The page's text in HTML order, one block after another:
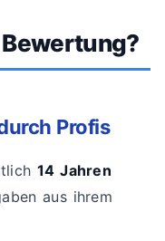
Profis
14 Jahren
aus ihrem